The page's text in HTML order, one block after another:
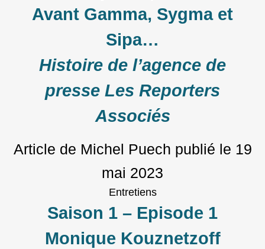
Avant Gamma, Sygma et
Sipa…
Histoire de l’agence de
presse Les Reporters
Associés
Article de Michel Puech publié le 19
mai 2023
Entretiens
Saison 1 – Episode 1
Monique Kouznetzoff